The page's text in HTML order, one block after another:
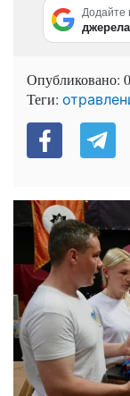
Додайте
Опубликовано:
Теги: